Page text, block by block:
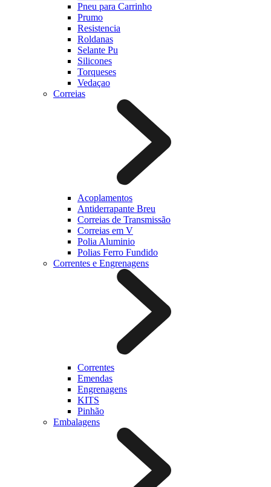
Pneu para Carrinho
Prumo
Resistencia
Roldanas
Selante Pu
Silicones
Torqueses
Vedaçao
Correias
Acoplamentos
Antiderrapante Breu
Correias de Transmissão
Correias em V
Polia Aluminio
Polias Ferro Fundido
Correntes e Engrenagens
Correntes
Emendas
Engrenagens
KITS
Pinhão
Embalagens